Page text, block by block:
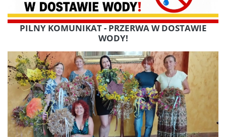
PILNY KOMUNIKAT - PRZERWA W DOSTAWIE
WODY!